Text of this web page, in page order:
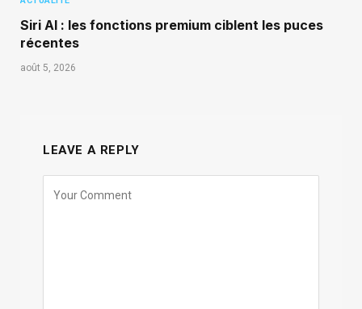
Siri AI : les fonctions premium ciblent les puces
récentes
août 5, 2026
LEAVE A REPLY